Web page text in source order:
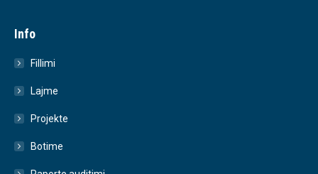
Info
Fillimi
Lajme
Projekte
Botime